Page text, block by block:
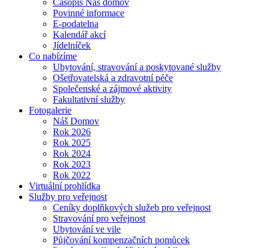
Časopis Náš domov
Povinné informace
E-podatelna
Kalendář akcí
Jídelníček
Co nabízíme
Ubytování, stravování a poskytované služby
Ošetřovatelská a zdravotní péče
Společenské a zájmové aktivity
Fakultativní služby
Fotogalerie
Náš Domov
Rok 2026
Rok 2025
Rok 2024
Rok 2023
Rok 2022
Virtuální prohlídka
Služby pro veřejnost
Ceníky doplňkových služeb pro veřejnost
Stravování pro veřejnost
Ubytování ve vile
Půjčování kompenzačních pomůcek